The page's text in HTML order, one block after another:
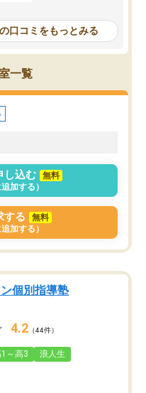
ー
ー
れ
へ
合
の仕方をコーチングして
ルなので、家での学習習
身につきました。結果と
た。自分から学ぶ姿勢を
口コミをもっとみる
一覧
し込む
無料
加する）
する
無料
加する）
個別指導塾
4.2 （44件）
～高3 浪人生